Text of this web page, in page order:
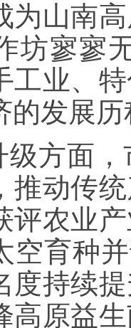
为山南
坊寥寥
工业、
的发展
级方面
推动传
评农业
空育种
度持续
高原益